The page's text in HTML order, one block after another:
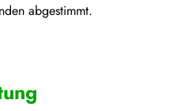
abgestimmt.